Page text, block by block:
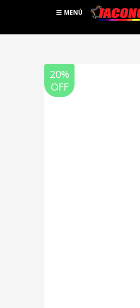
MENÚ
20%
OFF